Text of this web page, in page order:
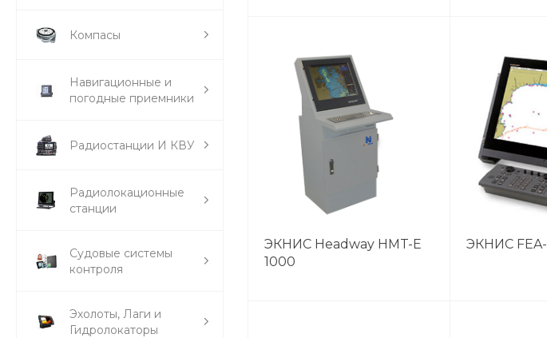
Компасы
Навигационные и
погодные приемники
Радиостанции И КВУ
Радиолокационные
станции
Судовые системы
контроля
Эхолоты, Лаги и
Гидролокаторы
ЭКНИС Headway HMT-E
1000
ЭКНИС FEA-